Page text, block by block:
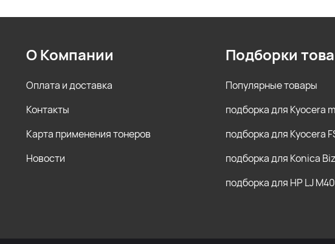
О Компании
Оплата и доставка
Контакты
Карта применения тонеров
Новости
Подборки
Популярные товары
подборка для Kyocera
подборка для Kyocera
подборка для Konica
подборка для HP LJ